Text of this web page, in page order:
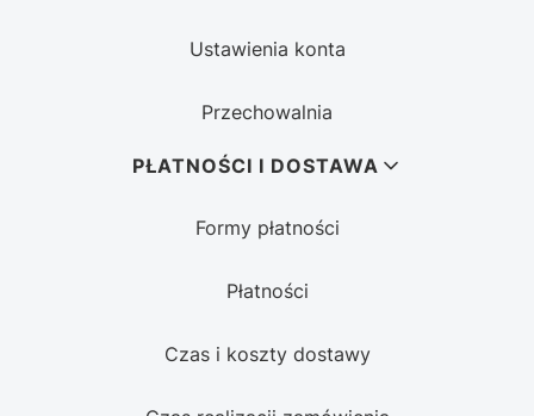
Ustawienia konta
Przechowalnia
PŁATNOŚCI I DOSTAWA
Formy płatności
Płatności
Czas i koszty dostawy